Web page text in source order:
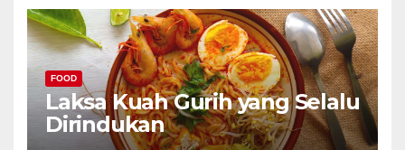
FOOD
Laksa Kuah Gurih yang Selalu
Dirindukan